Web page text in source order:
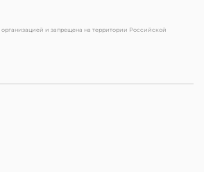
и запрещена на территории Российской